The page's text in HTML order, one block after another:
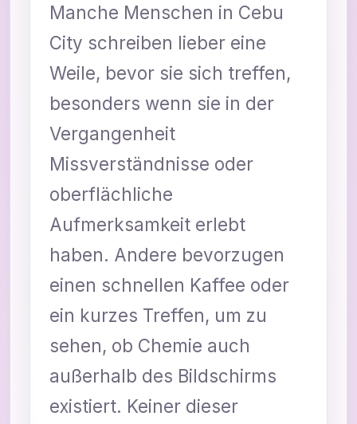
Manche Menschen in Cebu
City schreiben lieber eine
Weile, bevor sie sich treffen,
besonders wenn sie in der
Vergangenheit
Missverständnisse oder
oberflächliche
Aufmerksamkeit erlebt
haben. Andere bevorzugen
einen schnellen Kaffee oder
ein kurzes Treffen, um zu
sehen, ob Chemie auch
außerhalb des Bildschirms
existiert. Keiner dieser